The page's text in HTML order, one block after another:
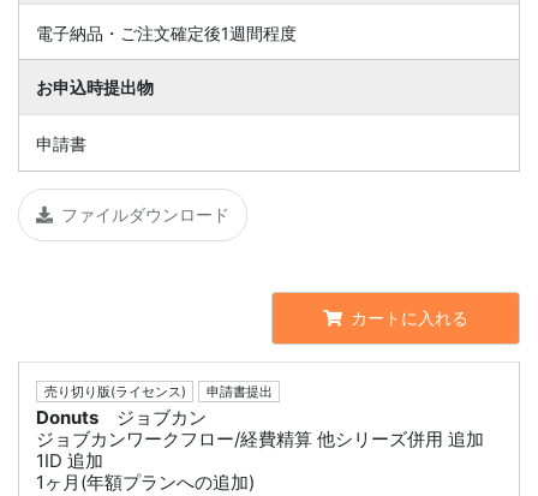
電子納品・ご注文確定後1週間程度
お申込時提出物
申請書
ファイルダウンロード
カートに入れる
売り切り版(ライセンス) 申請書提出
Donuts
ジョブカン
ジョブカンワークフロー/経費精算 他シリーズ併用 追加
1ID 追加
1ヶ月(年額プランへの追加)